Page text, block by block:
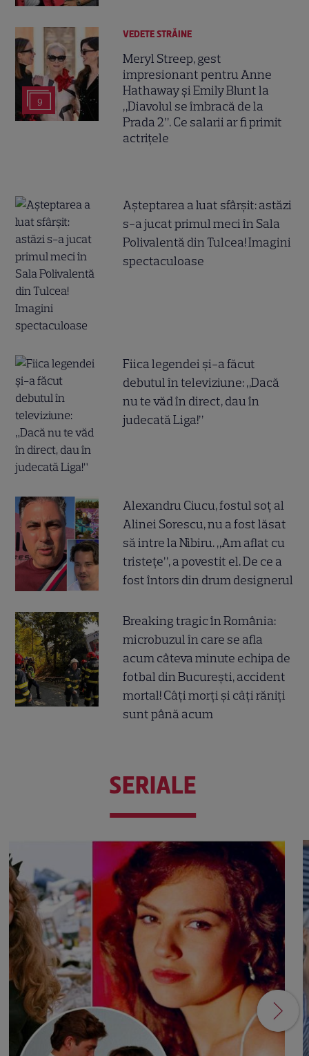
9
VEDETE STRĂINE
Meryl Streep, gest
impresionant pentru Anne
Hathaway și Emily Blunt la
„Diavolul se îmbracă de la
Prada 2”. Ce salarii ar fi primit
actrițele
Așteptarea a luat sfârșit: astăzi
s-a jucat primul meci în Sala
Polivalentă din Tulcea! Imagini
spectaculoase
Fiica legendei și-a făcut
debutul în televiziune: „Dacă
nu te văd în direct, dau în
judecată Liga!”
Alexandru Ciucu, fostul soț al
Alinei Sorescu, nu a fost lăsat
să intre la Nibiru. „Am aflat cu
tristețe”, a povestit el. De ce a
fost întors din drum designerul
Breaking tragic în România:
microbuzul în care se afla
acum câteva minute echipa de
fotbal din București, accident
mortal! Câți morți și câți răniți
sunt până acum
SERIALE